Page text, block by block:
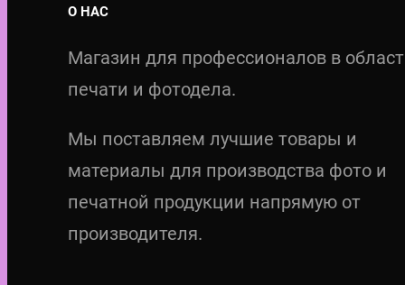
О НАС
Магазин для профессионалов в
печати и фотодела.
Мы поставляем лучшие товары и
материалы для производства фото и
печатной продукции напрямую от
производителя.